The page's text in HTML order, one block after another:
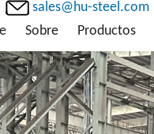
sales@hu-steel.com
Sobre Productos